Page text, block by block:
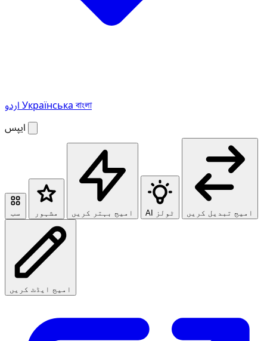
Українськаবাংলা
ایپس
سب مشہور امیج بہتر کریں AI ٹولز امیج تبدیل کریں
امیج ایڈٹ کریں